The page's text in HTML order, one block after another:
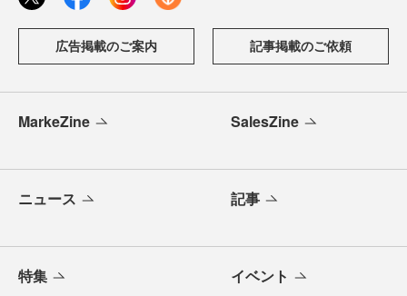
広告掲載のご案内 記事掲載のご依頼
MarkeZine SalesZine
ニュース 記事
特集 イベント